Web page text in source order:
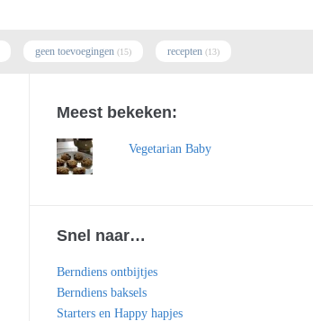
geen toevoegingen (15) recepten (13)
Meest bekeken:
Vegetarian Baby
Snel naar…
Berndiens ontbijtjes
Berndiens baksels
Starters en Happy hapjes